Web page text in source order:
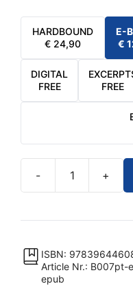
HARDBOUND
€24,90
E-
€
DIGITAL
FREE
FREE
-
a
+
ISBN:
Article Nr.: B007pt-
epub